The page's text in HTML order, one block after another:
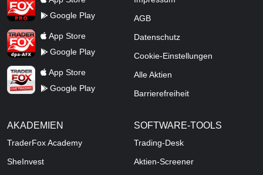
Google Play
TraderFox dpa-AFX ProFeed
App Store
Google Play
TraderFox Live Trading
App Store
Google Play
AGB
Datenschutz
Cookie-Einstellungen
Alle Aktien
Barrierefreiheit
AKADEMIEN
TraderFox Academy
SheInvest
SOFTWARE-TOOLS
Trading-Desk
Aktien-Screener